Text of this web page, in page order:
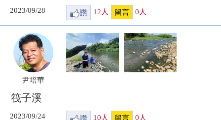
2023/09/28 讚 12 人 留言 0 人
尹培華
筏子溪
2023/09/24 讚 10人 留言 0人